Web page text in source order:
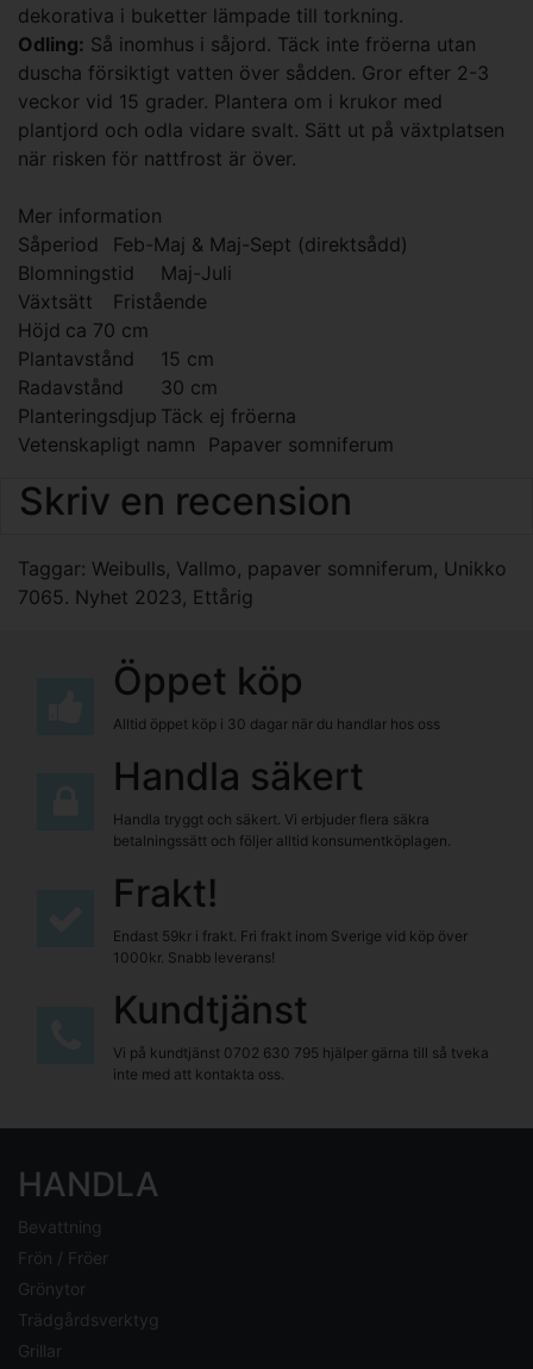
dekorativa i buketter lämpade till torkning.
Odling: Så inomhus i såjord. Täck inte fröerna utan
duscha försiktigt vatten över sådden. Gror efter 2-3
veckor vid 15 grader. Plantera om i krukor med
plantjord och odla vidare svalt. Sätt ut på växtplatsen
när risken för nattfrost är över.
Mer information
Såperiod
Feb-Maj & Maj-Sept (direktsådd)
Blomningstid
Maj-Juli
Växtsätt
Fristående
Höjd ca 70 cm
Plantavstånd
15 cm
Radavstånd
30 cm
Planteringsdjup Täck ej fröerna
Vetenskapligt namn
Papaver somniferum
Skriv en recension
Taggar: Weibulls, Vallmo, papaver somniferum, Unikko
7065. Nyhet 2023, Ettårig
Öppet köp
Alltid öppet köp i 30 dagar när du handlar hos oss
Handla säkert
Handla tryggt och säkert. Vi erbjuder flera säkra
betalningssätt och följer alltid konsumentköplagen.
Frakt!
Endast 59kr i frakt. Fri frakt inom Sverige vid köp över
1000kr. Snabb leverans!
Kundtjänst
Vi på kundtjänst 0702 630 795 hjälper gärna till så tveka
inte med att kontakta oss.
HANDLA
Bevattning
Frön / Fröer
Grönytor
Trädgårdsverktyg
Grillar